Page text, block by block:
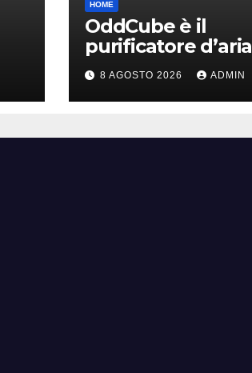
HOME
OddCube è il
purificatore d’aria
che sfida
lobsolescenza
programmata
8 AGOSTO 2026 ADMIN